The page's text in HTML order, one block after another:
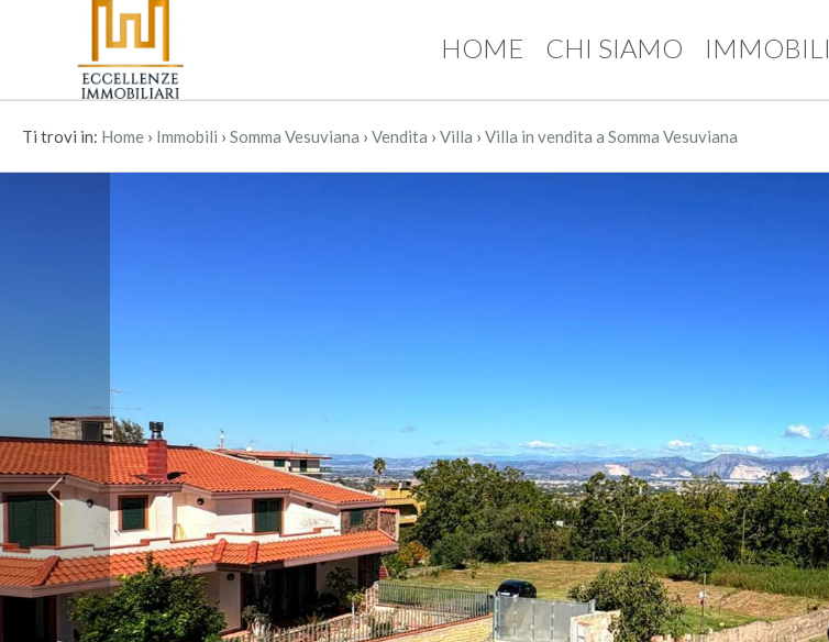
HOME CHI SIAMO IMMOBILI
Ti trovi in: Home › Immobili › Somma Vesuviana › Vendita › Villa › Villa in vendita a Somma Vesuviana
HOME
CHI
SIAMO
Contratto
Scegli
dove
cercare
Provincia
Comune